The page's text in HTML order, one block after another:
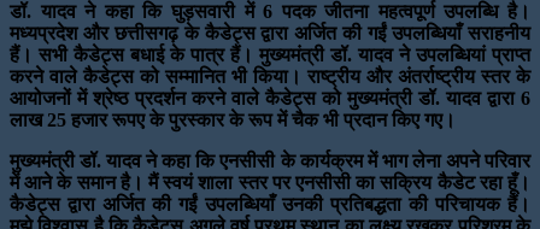
डॉ. यादव ने कहा कि घुड़सवारी में 6 पदक जीतना महत्वपूर्ण उपलब्धि है।
मध्यप्रदेश और छत्तीसगढ़ के कैडेट्स द्वारा अर्जित की गईं उपलब्धियाँ सराहनीय
हैं। सभी कैडेट्स बधाई के पात्र हैं। मुख्यमंत्री डॉ. यादव ने उपलब्धियां प्राप्त
करने वाले कैडेट्स को सम्मानित भी किया। राष्ट्रीय और अंतर्राष्ट्रीय स्तर के
आयोजनों में श्रेष्ठ प्रदर्शन करने वाले कैडेट्स को मुख्यमंत्री डॉ. यादव द्वारा 6
लाख 25 हजार रूपए के पुरस्कार के रूप में चैक भी प्रदान किए गए।
मुख्यमंत्री डॉ. यादव ने कहा कि एनसीसी के कार्यक्रम में भाग लेना अपने परिवार
में आने के समान है। मैं स्वयं शाला स्तर पर एनसीसी का सक्रिय कैडेट रहा हूँ।
कैडेट्स द्वारा अर्जित की गईं उपलब्धियाँ उनकी प्रतिबद्धता की परिचायक हैं।